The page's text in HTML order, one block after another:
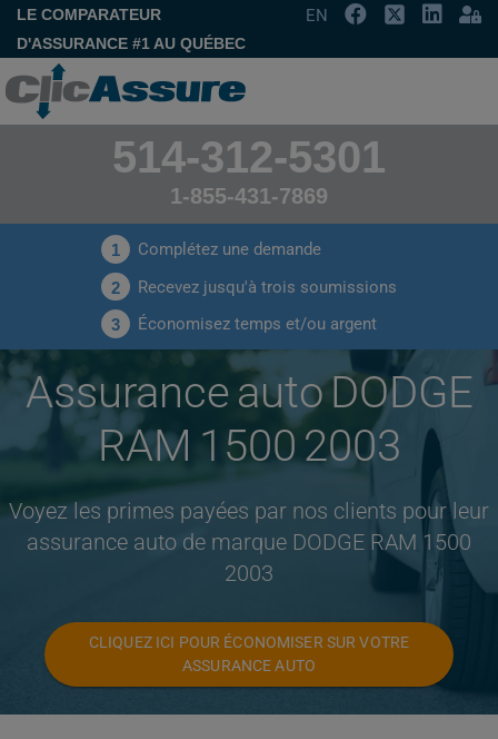
LE COMPARATEUR
D'ASSURANCE #1 AU QUÉBEC
EN
514-312-5301
1-855-431-7869
1 Complétez une demande
2 Recevez jusqu'à trois soumissions
3 Économisez temps et/ou argent
Assurance auto DODGE
RAM 1500 2003
Voyez les primes payées par nos clients pour leur
assurance auto de marque DODGE RAM 1500
2003
CLIQUEZ ICI POUR ÉCONOMISER SUR VOTRE
ASSURANCE AUTO